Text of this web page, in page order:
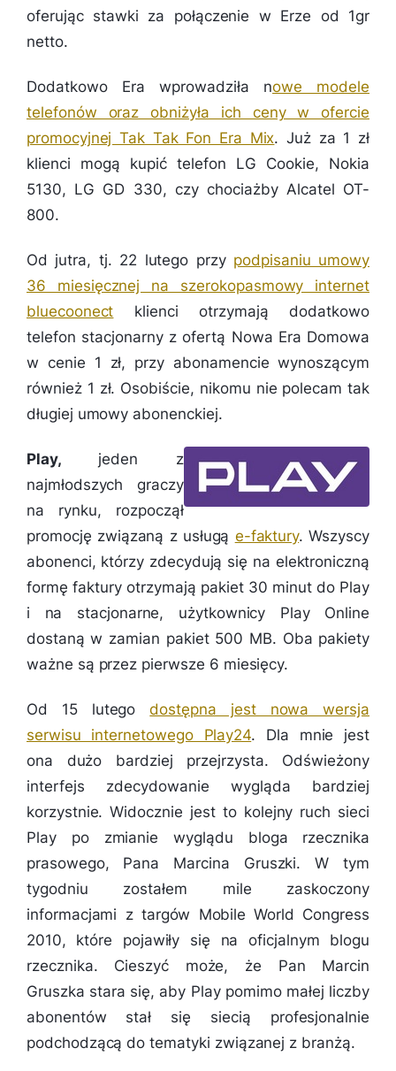
oferując stawki za połączenie w Erze od 1gr
netto.
Dodatkowo Era wprowadziła nowe modele
telefonów oraz obniżyła ich ceny w ofercie
promocyjnej Tak Tak Fon Era Mix. Już za 1 zł
klienci mogą kupić telefon LG Cookie, Nokia
5130, LG GD 330, czy chociażby Alcatel OT-
800.
Od jutra, tj. 22 lutego przy podpisaniu umowy
36 miesięcznej na szerokopasmowy internet
bluecoonect klienci otrzymają dodatkowo
telefon stacjonarny z ofertą Nowa Era Domowa
w cenie 1 zł, przy abonamencie wynoszącym
również 1 zł. Osobiście, nikomu nie polecam tak
długiej umowy abonenckiej.
Play, jeden z
najmłodszych graczy
na rynku, rozpoczął
promocję związaną z usługą e-faktury. Wszyscy
abonenci, którzy zdecydują się na elektroniczną
formę faktury otrzymają pakiet 30 minut do Play
i na stacjonarne, użytkownicy Play Online
dostaną w zamian pakiet 500 MB. Oba pakiety
ważne są przez pierwsze 6 miesięcy.
Od 15 lutegodostępna jest nowa wersja
serwisu internetowego Play24. Dla mnie jest
ona dużo bardziej przejrzysta. Odświeżony
interfejs zdecydowanie wygląda bardziej
korzystnie. Widocznie jest to kolejny ruch sieci
Play po zmianie wyglądu bloga rzecznika
prasowego, Pana Marcina Gruszki. W tym
tygodniu zostałem mile zaskoczony
informacjami z targów Mobile World Congress
2010, które pojawiły się na oficjalnym blogu
rzecznika. Cieszyć może, że Pan Marcin
Gruszka stara się, aby Play pomimo małej liczby
abonentów stał się siecią profesjonalnie
podchodzącą do tematyki związanej z branżą.